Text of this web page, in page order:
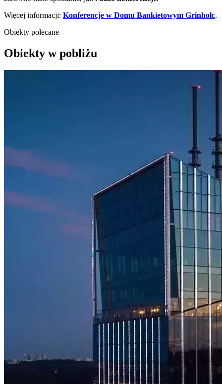
Więcej informacji: Konferencje w Domu Bankietowym Grinholc.
Obiekty polecane
Obiekty w pobliżu